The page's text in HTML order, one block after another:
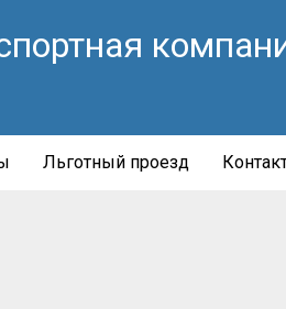
Льготный проезд